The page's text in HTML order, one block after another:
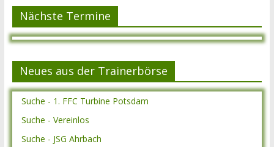
Nächste Termine
Neues aus der Trainerbörse
Suche - 1. FFC Turbine Potsdam
Suche - Vereinlos
Suche - JSG Ahrbach